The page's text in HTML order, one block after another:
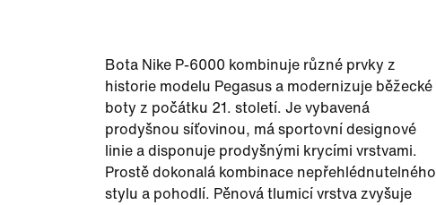
Bota Nike P-6000 kombinuje různé prvky z
historie modelu Pegasus a modernizuje běžecké
boty z počátku 21. století. Je vybavená
prodyšnou síťovinou, má sportovní designové
linie a disponuje prodyšnými krycími vrstvami.
Prostě dokonalá kombinace nepřehlédnutelného
stylu a pohodlí. Pěnová tlumicí vrstva zvyšuje